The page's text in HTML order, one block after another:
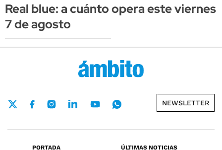
Real blue: a cuánto opera este viernes
7 de agosto
NEWSLETTER
PORTADA
ÚLTIMAS NOTICIAS